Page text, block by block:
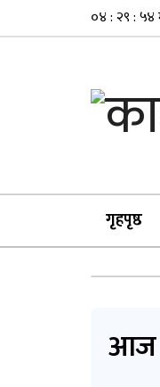
गृहपृष्ठ
आज